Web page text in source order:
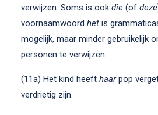
verwijzen. Soms is ook die (of deze
voornaamwoord het is
mogelijk, maar minder gebruikelijk
personen te verwijzen.
(11a) Het kind heeft haarpop
verdrietig zijn.